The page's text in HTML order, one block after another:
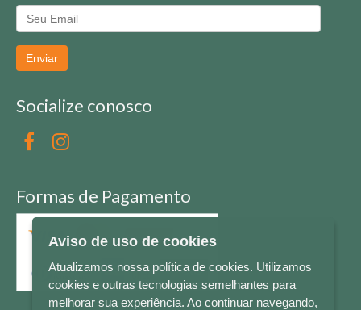
Enviar
Socialize conosco
Formas de Pagamento
Aviso de uso de cookies
Atualizamos nossa política de cookies. Utilizamos
cookies e outras tecnologias semelhantes para
melhorar sua experiência. Ao continuar navegando,